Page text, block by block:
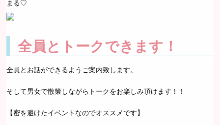
まる♡
全員とトークできます！
全員とお話ができるようご案内致します。
そして男女で散策しながらトークをお楽しみ頂けます！！
【密を避けたイベントなのでオススメです】